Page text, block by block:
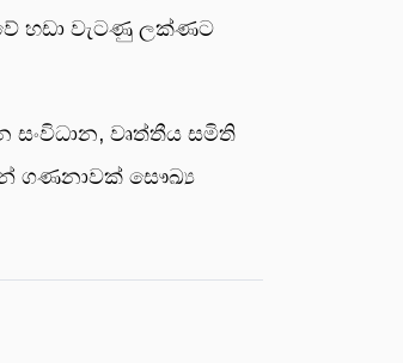
හඩා වැටණු ලක්ණට
වෘත්තීය සමිති
ගණනාවක් සෞඛ්‍ය